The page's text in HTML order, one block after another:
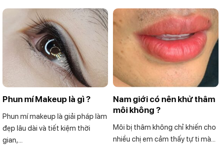
Phun mí Makeup là gì ?
Phun mí makeup là giải pháp làm
đẹp lâu dài và tiết kiệm thời
gian,...
Nam giới có nên khử thâm
môi không ?
Môi bị thâm không chỉ khiến cho
nhiều chị em cảm thấy tự ti mà...